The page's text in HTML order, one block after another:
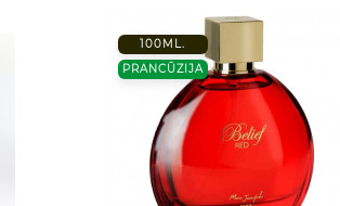
100ML.
PRANCŪZIJA